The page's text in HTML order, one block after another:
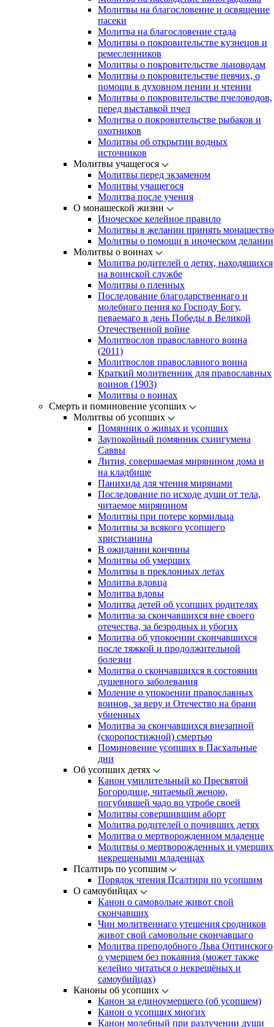
Молитвы на благословение и освящение
пасеки
Молитва на благословение стада
Молитвы о покровительстве кузнецов и
ремесленников
Молитвы о покровительстве льноводам
Молитвы о покровительстве певчих, о
помощи в духовном пении и чтении
Молитвы о покровительстве пчеловодов,
перед выставкой пчел
Молитва о покровительстве рыбаков и
охотников
Молитвы об открытии водных
источников
Молитвы учащегося
Молитвы перед экзаменом
Молитвы учащегося
Молитва после учения
О монашеской жизни
Иноческое келейное правило
Молитвы в желании принять монашество
Молитвы о помощи в иноческом делании
Молитвы о воинах
Молитва родителей о детях, находящихся
на воинской службе
Молитвы о пленных
Последование благодарственнаго и
молебнаго пения ко Господу Богу,
певаемаго в день Победы в Великой
Отечественной войне
Молитвослов православного воина
(2011)
Молитвослов православного воина
Краткий молитвенник для православных
воинов (1903)
Молитвы о воинах
Смерть и поминовение усопших
Молитвы об усопших
Помянник о живых и усопших
Заупокойный помянник схиигумена
Саввы
Лития, совершаемая мирянином дома и
на кладбище
Панихида для чтения мирянами
Последование по исходе души от тела,
читаемое мирянином
Молитвы при потере кормильца
Молитвы за всякого усопшего
христианина
В ожидании кончины
Молитвы об умерших
Молитвы в преклонных летах
Молитва вдовца
Молитва вдовы
Молитва детей об усопших родителях
Молитва за скончавшихся вне своего
отечества, за безродных и убогих
Молитва об упокоении скончавшихся
после тяжкой и продолжительной
болезни
Молитва о скончавшихся в состоянии
душевного заболевания
Моление о упокоении православных
воинов, за веру и Отечество на брани
убиенных
Молитва за скончавшихся внезапной
(скоропостижной) смертью
Поминовение усопших в Пасхальные
дни
Об усопших детях
Канон умилительный ко Пресвятой
Богородице, читаемый женою,
погубившей чадо во утробе своей
Молитвы совершившим аборт
Молитва родителей о почивших детях
Молитва о мертворожденном младенце
Молитвы о мертворожденных и умерших
некрещеными младенцах
Псалтирь по усопшим
Порядок чтения Псалтири по усопшим
О самоубийцах
Канон о самовольне живот свой
скончавших
Чин молитвеннаго утешения сродников
живот свой самовольне скончавшаго
Молитва преподобного Льва Оптинского
о умершем без покаяния (может также
келейно читаться о некрещёных и
самоубийцах)
Каноны об усопших
Канон за единоумершего (об усопшем)
Канон о усопших многих
Канон молебный при разлучении души